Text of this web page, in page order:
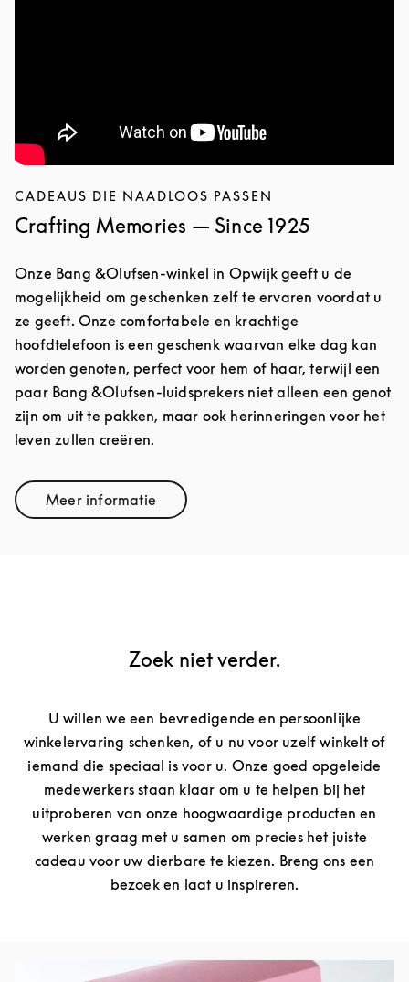
CADEAUS DIE NAADLOOS PASSEN
Crafting Memories — Since 1925
Onze Bang &Olufsen-winkel in Opwijk geeft u de
mogelijkheid om geschenken zelf te ervaren voordat u
ze geeft. Onze comfortabele en krachtige
hoofdtelefoon is een geschenk waarvan elke dag kan
worden genoten, perfect voor hem of haar, terwijl een
paar Bang &Olufsen-luidsprekers niet alleen een genot
zijn om uit te pakken, maar ook herinneringen voor het
leven zullen creëren.
Meer informatieLink Opens in New Tab
Zoek niet verder.
U willen we een bevredigende en persoonlijke
winkelervaring schenken, of u nu voor uzelf winkelt of
iemand die speciaal is voor u. Onze goed opgeleide
medewerkers staan klaar om u te helpen bij het
uitproberen van onze hoogwaardige producten en
werken graag met u samen om precies het juiste
cadeau voor uw dierbare te kiezen. Breng ons een
bezoek en laat u inspireren.
Afbeelding van evenement